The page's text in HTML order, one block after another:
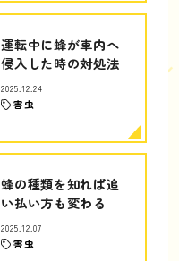
運転中に蜂が車内へ
侵入した時の対処法
2025.12.24
害虫
蜂の種類を知れば追
い払い方も変わる
2025.12.07
害虫